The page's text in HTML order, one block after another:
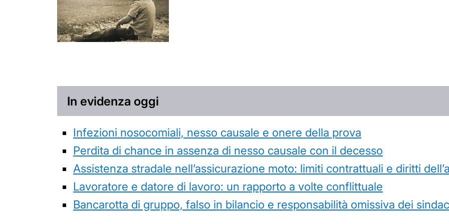
In evidenza oggi
Infezioni nosocomiali, nesso causale e onere della prova
Perdita di chance in assenza di nesso causale con il decesso
Assistenza stradale nell’assicurazione moto: limiti contrattuali e diritti
Lavoratore e datore di lavoro: un rapporto a volte conflittuale
Bancarotta di gruppo, falso in bilancio e responsabilità omissiva dei